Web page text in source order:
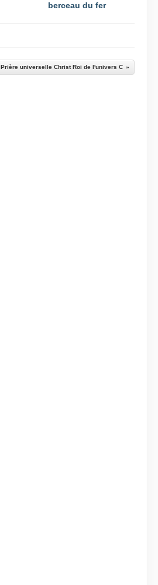
berceau du fer
Prière universelle Christ Roi de l'univers C